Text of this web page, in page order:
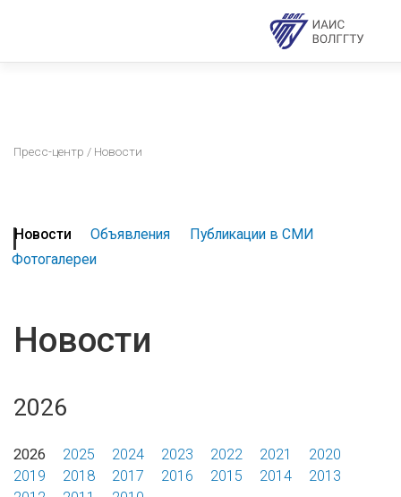
Пресс-центр / Новости
Новости Объявления
Публикации в СМИ
Фотогалереи
Новости
2026
2026 2025 2024 2023 2022 2021
2020
2019
2018 2017 2016 2015 2014
2013